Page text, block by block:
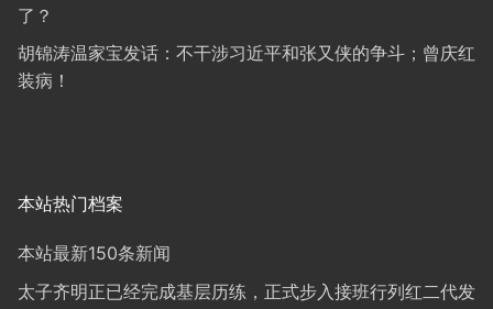
了？
胡锦涛温家宝发话：不干涉习近平和张又侠的争斗；曾庆红
装病！
本站热门档案
本站最新150条新闻
太子齐明正已经完成基层历练，正式步入接班行列红二代发